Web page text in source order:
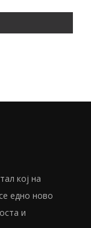
кој на
едно ново
и